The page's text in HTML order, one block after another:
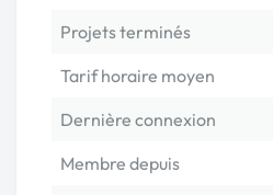
Projets terminés
Tarif horaire moyen
Dernière connexion
Membre depuis